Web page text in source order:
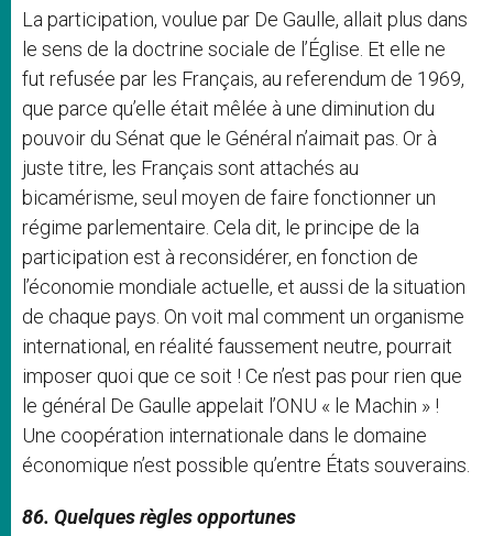
La participation, voulue par De Gaulle, allait plus dans
le sens de la doctrine sociale de l’Église. Et elle ne
fut refusée par les Français, au referendum de 1969,
que parce qu’elle était mêlée à une diminution du
pouvoir du Sénat que le Général n’aimait pas. Or à
juste titre, les Français sont attachés au
bicamérisme, seul moyen de faire fonctionner un
régime parlementaire. Cela dit, le principe de la
participation est à reconsidérer, en fonction de
l’économie mondiale actuelle, et aussi de la situation
de chaque pays. On voit mal comment un organisme
international, en réalité faussement neutre, pourrait
imposer quoi que ce soit ! Ce n’est pas pour rien que
le général De Gaulle appelait l’ONU « le Machin » !
Une coopération internationale dans le domaine
économique n’est possible qu’entre États souverains.
86. Quelques règles opportunes